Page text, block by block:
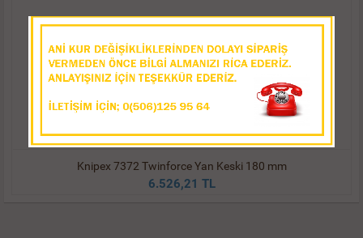
Knipex 7372 Twinforce Yan Keski 180 mm
6.526,21 TL